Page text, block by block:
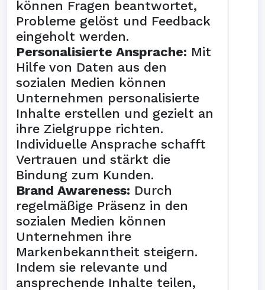
können Fragen beantwortet,
Probleme gelöst und Feedback
eingeholt werden.
Personalisierte Ansprache: Mit
Hilfe von Daten aus den
sozialen Medien können
Unternehmen personalisierte
Inhalte erstellen und gezielt an
ihre Zielgruppe richten.
Individuelle Ansprache schafft
Vertrauen und stärkt die
Bindung zum Kunden.
Brand Awareness: Durch
regelmäßige Präsenz in den
sozialen Medien können
Unternehmen ihre
Markenbekanntheit steigern.
Indem sie relevante und
ansprechende Inhalte teilen,